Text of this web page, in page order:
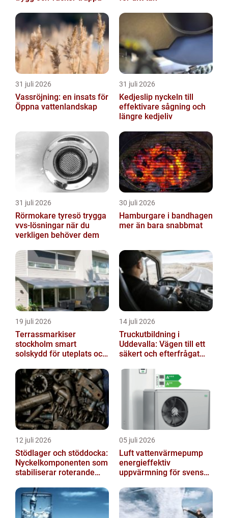
31 juli 2026
Vassröjning: en insats för
Öppna vattenlandskap
31 juli 2026
Kedjeslip nyckeln till
effektivare sågning och
längre kedjeliv
31 juli 2026
Rörmokare tyresö trygga
vvs-lösningar när du
verkligen behöver dem
30 juli 2026
Hamburgare i bandhagen
mer än bara snabbmat
19 juli 2026
Terrassmarkiser
stockholm smart
solskydd för uteplats och
14 juli 2026
Truckutbildning i
Uddevalla: Vägen till ett
säkert och efterfrågat
12 juli 2026
Stödlager och stöddocka:
Nyckelkomponenten som
stabiliserar roterande
05 juli 2026
Luft vattenvärmepump
energieffektiv
uppvärmning för svenska